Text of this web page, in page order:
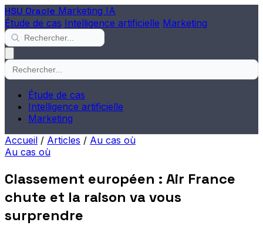
HSU Oracle Marketing IA
Étude de cas Intelligence artificielle Marketing
Étude de cas
Intelligence artificielle
Marketing
Accueil / Articles / Au cas où
Au cas où
Classement européen : Air France
chute et la raison va vous
surprendre